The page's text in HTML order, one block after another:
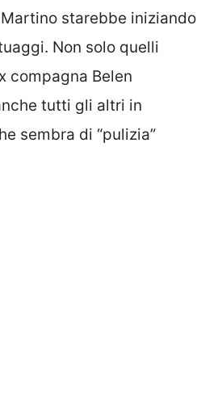
starebbe iniziando
Non solo quelli
compagna Belen
tutti gli altri in
sembra di “pulizia”